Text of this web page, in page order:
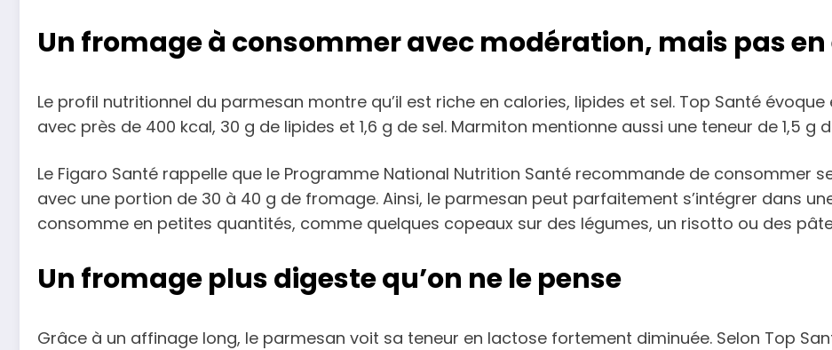
Un fromage à consommer avec modération, mais pas en
Le profil nutritionnel du parmesan montre qu’il est riche en calories, lipides et sel. Top Santé
avec près de 400 kcal, 30 g de lipides et 1,6 g de sel. Marmiton mentionne aussi une teneur de 1,5 g
Le Figaro Santé rappelle que le Programme National Nutrition Santé recommande de consommer
avec une portion de 30 à 40 g de fromage. Ainsi, le parmesan peut parfaitement s’intégrer dans
consomme en petites quantités, comme quelques copeaux sur des légumes, un risotto ou des
Un fromage plus digeste qu’on ne le pense
Grâce à un affinage long, le parmesan voit sa teneur en lactose fortement diminuée. Selon Top